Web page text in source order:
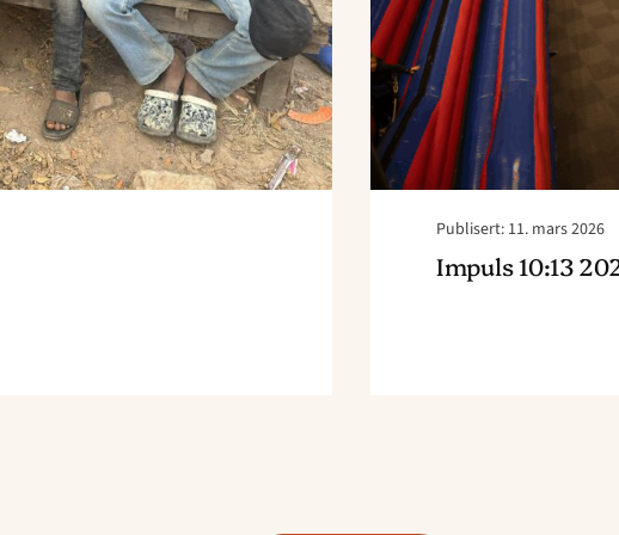
Publisert: 11. mars 2026
Impuls 10:13